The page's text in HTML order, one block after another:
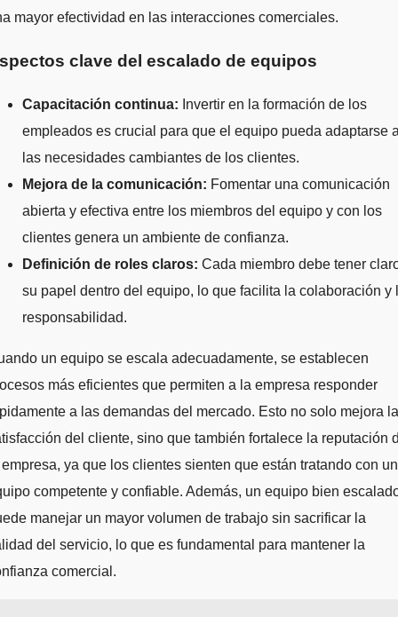
mayor efectividad en las interacciones comerciales.
clave del escalado de equipos
Capacitación continua: Invertir en la formación de los
empleados es crucial para que el equipo pueda adaptarse
las necesidades cambiantes de los clientes.
Mejora de la comunicación: Fomentar una comunicación
abierta y efectiva entre los miembros del equipo y con los
clientes genera un ambiente de confianza.
Definición de roles claros: Cada miembro debe tener
su papel dentro del equipo, lo que facilita la colaboración y
responsabilidad.
un equipo se escala adecuadamente, se establecen
más eficientes que permiten a la empresa responder
a las demandas del mercado. Esto no solo mejora la
del cliente, sino que también fortalece la reputación
ya que los clientes sienten que están tratando con un
competente y confiable. Además, un equipo bien
manejar un mayor volumen de trabajo sin sacrificar la
del servicio, lo que es fundamental para mantener la
comercial.